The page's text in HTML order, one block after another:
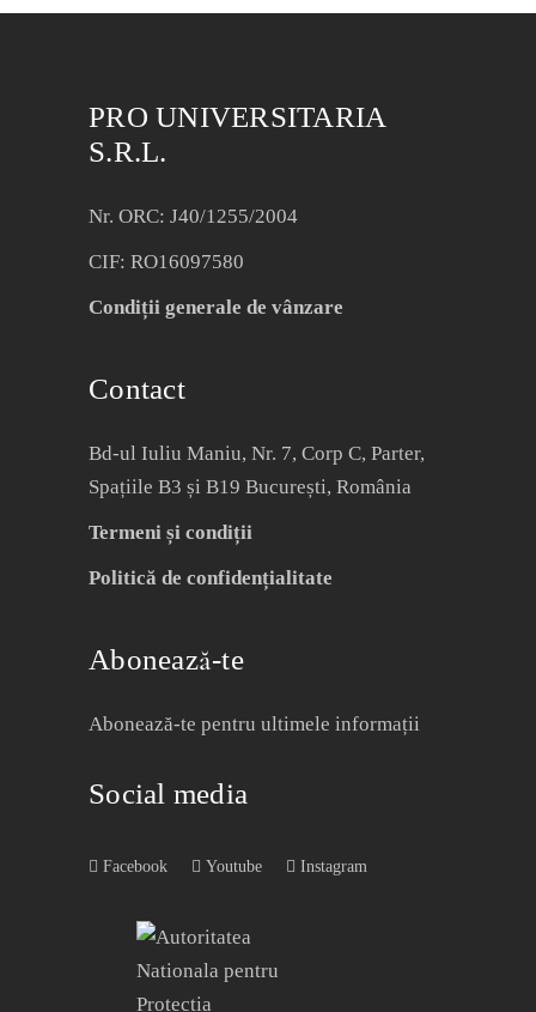
PRO UNIVERSITARIA
S.R.L.
Nr. ORC: J40/1255/2004
CIF: RO16097580
Condiții generale de vânzare
Contact
Bd-ul Iuliu Maniu, Nr. 7, Corp C, Parter,
Spațiile B3 și B19 București, România
Termeni și condiții
Politică de confidențialitate
Abonează-te
Abonează-te pentru ultimele informații
Social media
Facebook Youtube Instagram